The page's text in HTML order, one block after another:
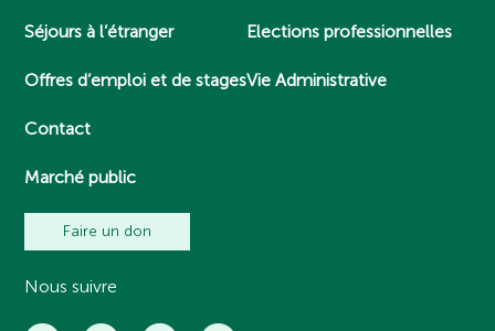
Séjours à l’étranger
Offres d’emploi et de stages
Contact
Marché public
Elections professionnelles
Vie Administrative
Faire un don
Nous suivre